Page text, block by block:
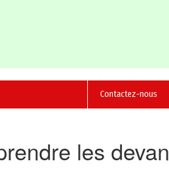
Contactez-nous
les